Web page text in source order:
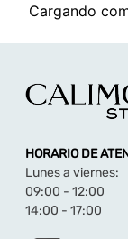
Cargando
HORARIO DE
Lunes a viernes:
09:00 - 12:00
14:00 - 17:00